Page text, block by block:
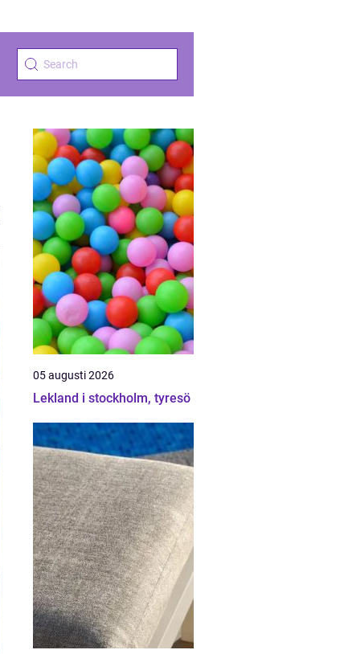
05 augusti 2026
Lekland i stockholm, tyresö